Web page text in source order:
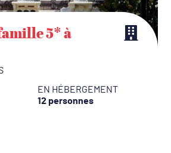
5* à
EN HÉBERGEMENT
12 personnes